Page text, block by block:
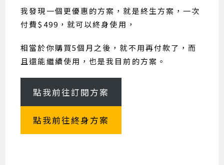
我發現一個更優惠的方案，就是終生方案，一次
付費$499，就可以終身使用，
相當於你購買5個月之後，就不用再付款了，而
且還能繼續使用，也是我目前的方案。
點我前往訂閱方案
點我前往終身方案